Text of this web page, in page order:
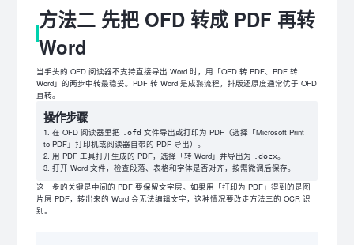
方法二 先把 OFD 转成 PDF 再转
Word
当手头的 OFD 阅读器不支持直接导出 Word 时，用「OFD 转 PDF、PDF 转
Word」的两步中转最稳妥。PDF 转 Word 是成熟流程，排版还原度通常优于 OFD
直转。
操作步骤
在 OFD 阅读器里把 .ofd 文件导出或打印为 PDF（选择「Microsoft Print
to PDF」打印机或阅读器自带的 PDF 导出）。
用 PDF 工具打开生成的 PDF，选择「转 Word」并导出为
.docx。
打开 Word 文件，检查段落、表格和字体是否对齐，按需微调后保存。
这一步的关键是中间的 PDF 要保留文字层。如果用「打印为 PDF」得到的是图
片层 PDF，转出来的 Word 会无法编辑文字，这种情况要改走方法三的 OCR 识
别。